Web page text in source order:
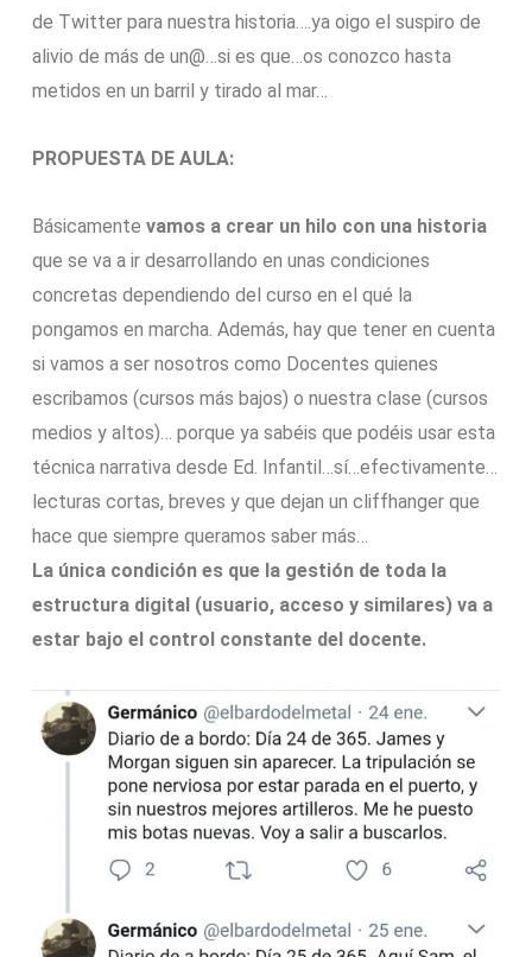
de Twitter para nuestra historia….ya oigo el suspiro de
alivio de más de un@…si es que…os conozco hasta
metidos en un barril y tirado al mar…
PROPUESTA DE AULA:
Básicamentevamos a crear un hilo con una historia
que se va a ir desarrollando en unas condiciones
concretas dependiendo del curso en el qué la
pongamos en marcha. Además, hay que tener en cuenta
si vamos a ser nosotros como Docentes quienes
escribamos (cursos más bajos) o nuestra clase (cursos
medios y altos)… porque ya sabéis que podéis usar esta
técnica narrativa desde Ed. Infantil…sí…efectivamente…
lecturas cortas, breves y que dejan un cliffhanger que
hace que siempre queramos saber más…
La única condición es que la gestión de toda la
estructura digital (usuario, acceso y similares) va a
estar bajo el control constante del docente.